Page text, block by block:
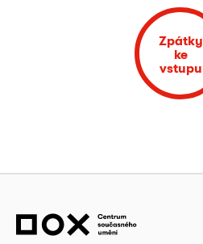
Zpátky
ke
vstupu